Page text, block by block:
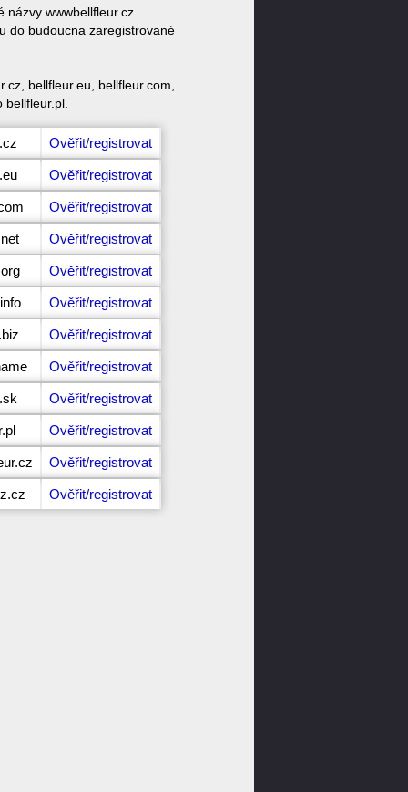
názvy wwwbellfleur.cz
do budoucna zaregistrované
bellfleur.eu, bellfleur.com,
Ověřit/registrovat
Ověřit/registrovat
Ověřit/registrovat
Ověřit/registrovat
Ověřit/registrovat
Ověřit/registrovat
Ověřit/registrovat
Ověřit/registrovat
Ověřit/registrovat
Ověřit/registrovat
Ověřit/registrovat
Ověřit/registrovat